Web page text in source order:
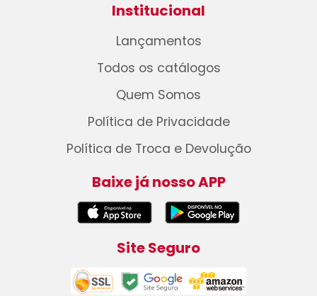
Institucional
Lançamentos
Todos os catálogos
Quem Somos
Política de Privacidade
Política de Troca e Devolução
Baixe já nosso APP
Site Seguro